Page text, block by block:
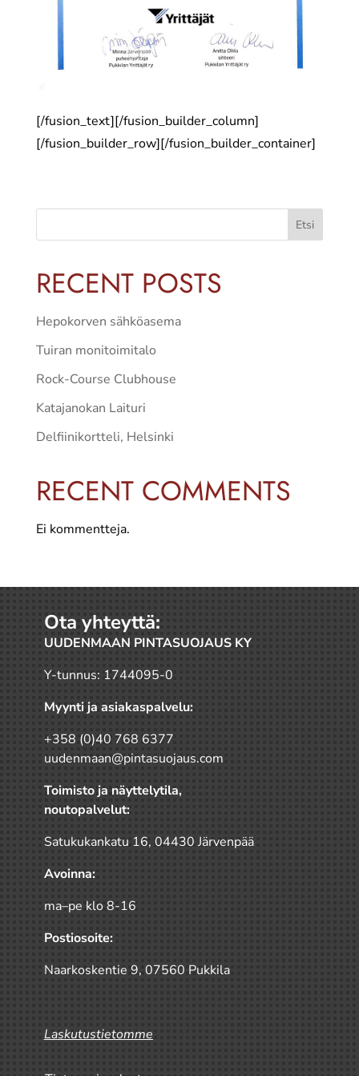
[/fusion_text][/fusion_builder_column]
[/fusion_builder_row][/fusion_builder_container]
Etsi
RECENT POSTS
Hepokorven sähköasema
Tuiran monitoimitalo
Rock-Course Clubhouse
Katajanokan Laituri
Delfiinikortteli, Helsinki
RECENT COMMENTS
Ei kommentteja.
Ota yhteyttä:
UUDENMAAN PINTASUOJAUS KY
Y-tunnus: 1744095-0
Myynti ja asiakaspalvelu:
+358 (0)40 768 6377
uudenmaan@pintasuojaus.com
Toimisto ja näyttelytila,
noutopalvelut:
Satukukankatu 16, 04430 Järvenpää
Avoinna:
ma–pe klo 8-16
Postiosoite:
Naarkoskentie 9, 07560 Pukkila
Laskutustietomme